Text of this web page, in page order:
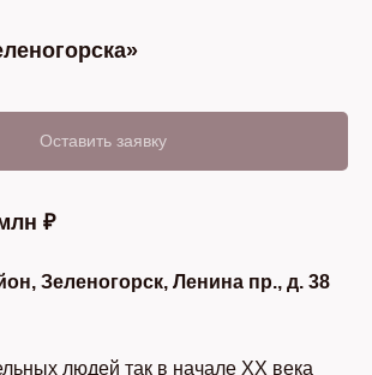
Оставить заявку
₽
Зеленогорск, Ленина пр., д. 38
людей так в начале XX века